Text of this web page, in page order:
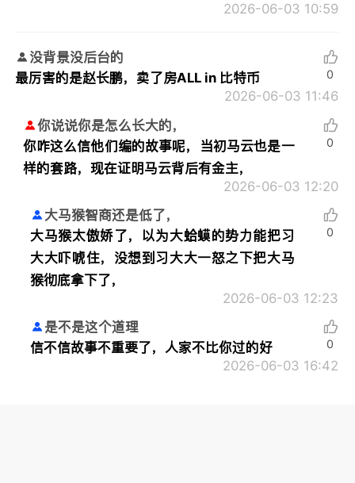
2026-06-03 10:59
没背景没后台的
最厉害的是赵长鹏，卖了房ALL in 比特币
2026-06-03 11:46
0
你说说你是怎么长大的，
你咋这么信他们编的故事呢，当初马云也是一
样的套路，现在证明马云背后有金主，
2026-06-03 12:20
0
大马猴智商还是低了，
大马猴太傲娇了，以为大蛤蟆的势力能把习
大大吓唬住，没想到习大大一怒之下把大马
猴彻底拿下了，
2026-06-03 12:23
0
是不是这个道理
信不信故事不重要了，人家不比你过的好
2026-06-03 16:42
0